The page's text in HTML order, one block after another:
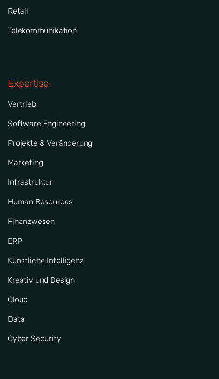
Retail
Telekommunikation
Expertise
Vertrieb
Software Engineering
Projekte & Veränderung
Marketing
Infrastruktur
Human Resources
Finanzwesen
ERP
Künstliche Intelligenz
Kreativ und Design
Cloud
Data
Cyber Security